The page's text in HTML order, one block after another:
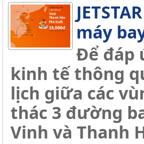
máy
Để đáp
kinh tế thông
lịch giữa các
thác 3 đường
Vinh và Thanh